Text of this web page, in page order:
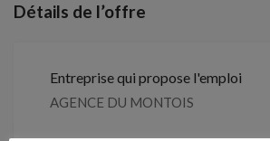
Détails de l’offre
Entreprise qui propose l'emploi
AGENCE DU MONTOIS